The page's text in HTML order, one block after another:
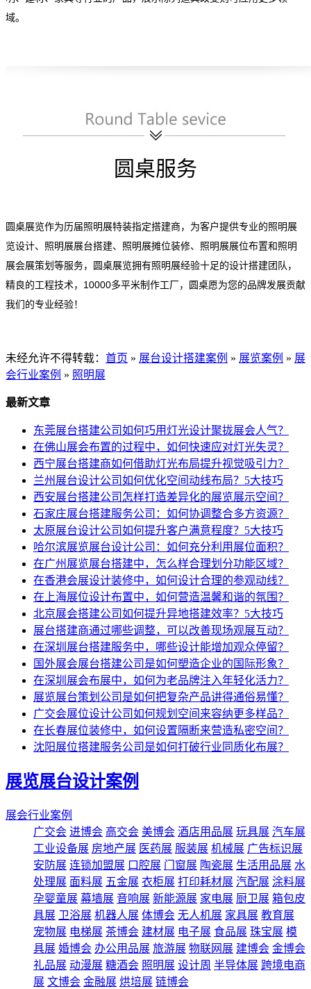
域。
圆桌服务
圆桌展览作为历届照明展特装指定搭建商，为客户提供专业的照明展
览设计、照明展展台搭建、照明展摊位装修、照明展展位布置和照明
展会展策划等服务，圆桌展览拥有照明展经验十足的设计搭建团队，
精良的工程技术，10000多平米制作工厂，圆桌愿为您的品牌发展贡献
我们的专业经验！
未经允许不得转载： 首页 » 展台设计搭建案例 » 展览案例 » 展
会行业案例 » 照明展
最新文章
东莞展台搭建公司如何巧用灯光设计聚拢展会人气？
在佛山展会布置的过程中，如何快速应对灯光失灵？
西宁展台搭建商如何借助灯光布局提升视觉吸引力？
兰州展台设计公司如何优化空间动线布局？5大技巧
西安展台搭建公司怎样打造差异化的展览展示空间？
石家庄展台搭建服务公司：如何协调整合多方资源？
太原展台设计公司如何提升客户满意程度？5大技巧
哈尔滨展览展台设计公司：如何充分利用展位面积？
在广州展览展台搭建中，怎么样合理划分功能区域？
在香港会展设计装修中，如何设计合理的参观动线？
在上海展位设计布置中，如何营造温馨和谐的氛围？
北京展会搭建公司如何提升异地搭建效率？5大技巧
展台搭建商通过哪些调整，可以改善现场观展互动？
在深圳展台搭建服务中，哪些设计能增加观众停留？
国外展会展台搭建公司是如何塑造企业的国际形象？
在深圳展会布展中，如何为老品牌注入年轻化活力？
展览展台策划公司是如何把复杂产品讲得通俗易懂？
广交会展位设计公司如何规划空间来容纳更多样品？
在长春展位装修中，如何设置隔断来营造私密空间？
沈阳展位搭建服务公司是如何打破行业同质化布展？
展览展台设计案例
展会行业案例
广交会 进博会 高交会 美博会 酒店用品展 玩具展 汽车展
工业设备展 房地产展 医药展 服装展 机械展 广告标识展
安防展 连锁加盟展 口腔展 门窗展 陶瓷展 生活用品展 水
处理展 面料展 五金展 衣柜展 打印耗材展 汽配展 涂料展
孕婴童展 幕墙展 音响展 新能源展 家电展 厨卫展 箱包皮
具展 卫浴展 机器人展 体博会 无人机展 家具展 教育展
宠物展 电梯展 茶博会 建材展 电子展 食品展 珠宝展 模
具展 婚博会 办公用品展 旅游展 物联网展 建博会 金博会
礼品展 动漫展 糖酒会 照明展 设计周 半导体展 跨境电商
展 文博会 金融展 烘培展 链博会